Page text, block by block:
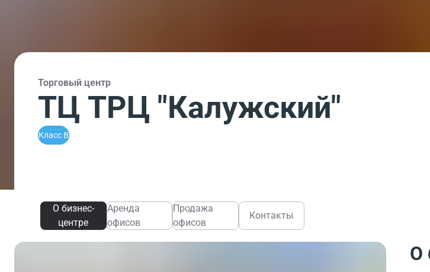
Торговый центр
ТЦ ТРЦ "Калужский"
Класс B
О бизнес-
центре
Аренда
офисов
Продажа
офисов
Контакты
О